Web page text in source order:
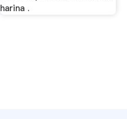
harina .